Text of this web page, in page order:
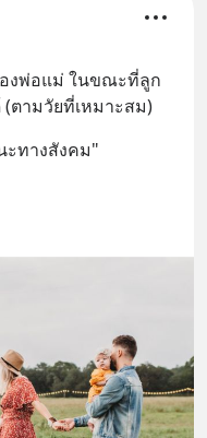
งพ่อแม่ ในขณะที่ลูก
(ตามวัยที่เหมาะสม)
ะทางสังคม"